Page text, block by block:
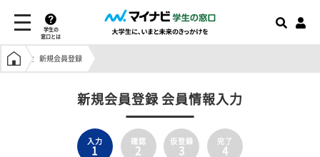
学生の
窓口とは
学生の窓口トップ
新規会員登録
新規会員登録 会員情報入力
入力
1
確認
2
仮登録
3
完了
4